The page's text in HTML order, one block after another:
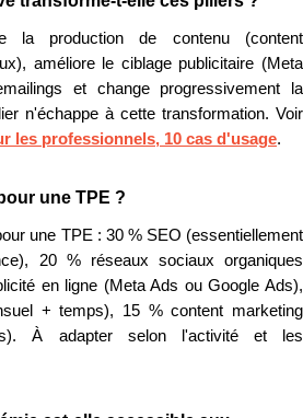
la production de contenu (content
améliore le ciblage publicitaire (Meta
et change progressivement la
n'échappe à cette transformation. Voir
les professionnels, 10 cas d'usage.
une TPE ?
une TPE : 30 % SEO (essentiellement
20 % réseaux sociaux organiques
en ligne (Meta Ads ou Google Ads),
+ temps), 15 % content marketing
À adapter selon l'activité et les